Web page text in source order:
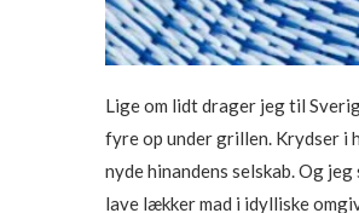
Lige om lidt drager jeg til
fyre op under grillen. Krydser i
nyde hinandens selskab. Og
lave lækker mad i idylliske